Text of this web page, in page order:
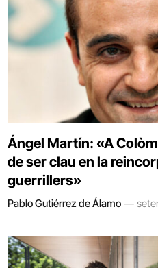
Ángel Martín: «A
de ser clau en la
guerrillers»
Pablo Gutiérrez de Álamo